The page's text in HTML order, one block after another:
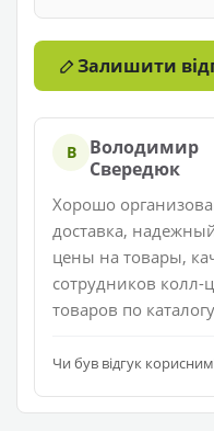
Залишити
В
Володимир
Свередюк
Хорошо
доставка,
цены на товары,
сотрудников колл-
товаров по
Чи був відгук